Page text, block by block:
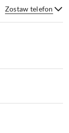
Zostaw telefon